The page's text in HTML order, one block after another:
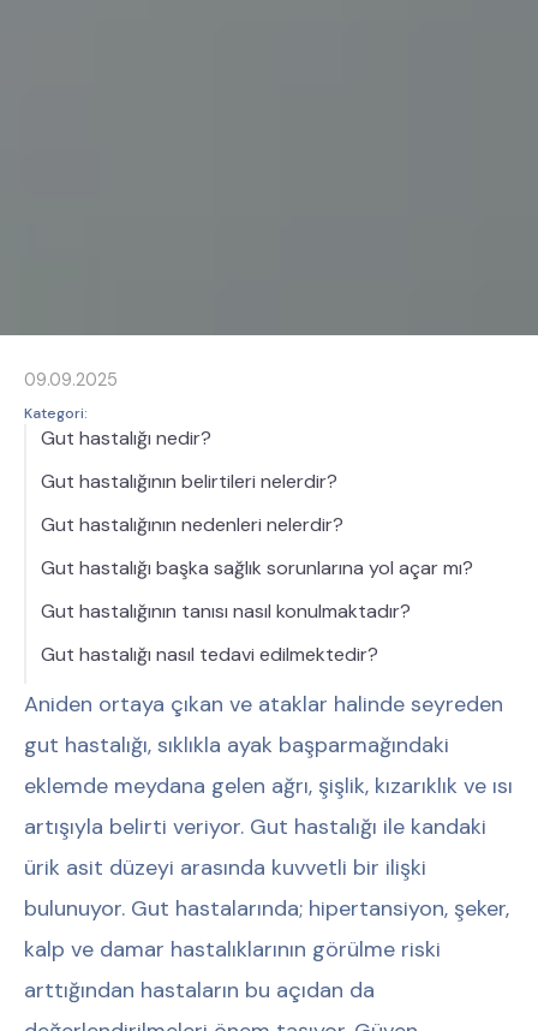
09.09.2025
Kategori:
Gut hastalığı nedir?
Gut hastalığının belirtileri nelerdir?
Gut hastalığının nedenleri nelerdir?
Gut hastalığı başka sağlık sorunlarına yol açar mı?
Gut hastalığının tanısı nasıl konulmaktadır?
Gut hastalığı nasıl tedavi edilmektedir?
Aniden ortaya çıkan ve ataklar halinde seyreden
gut hastalığı, sıklıkla ayak başparmağındaki
eklemde meydana gelen ağrı, şişlik, kızarıklık ve ısı
artışıyla belirti veriyor. Gut hastalığı ile kandaki
ürik asit düzeyi arasında kuvvetli bir ilişki
bulunuyor. Gut hastalarında; hipertansiyon, şeker,
kalp ve damar hastalıklarının görülme riski
arttığından hastaların bu açıdan da